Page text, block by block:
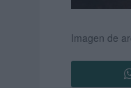
Imagen de